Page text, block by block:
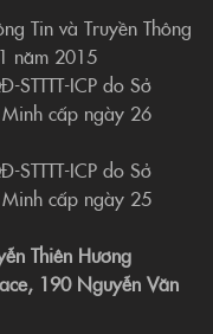
Tin và Truyền Thông
năm 2015
ICP do Sở
Minh cấp ngày 26
ICP do Sở
Minh cấp ngày 25
Thiên Hương
190 Nguyễn Văn